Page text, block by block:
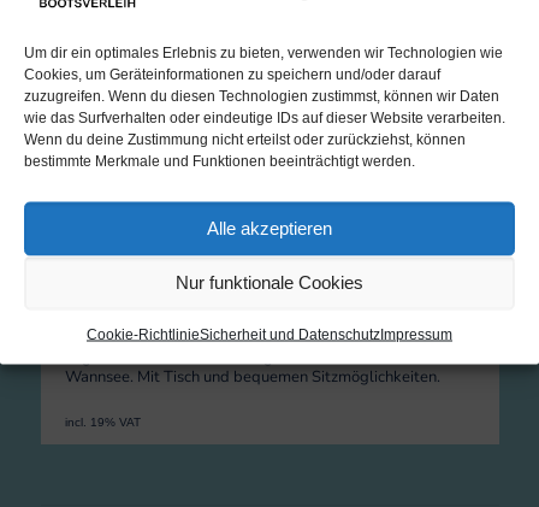
Um dir ein optimales Erlebnis zu bieten, verwenden wir Technologien wie
Cookies, um Geräteinformationen zu speichern und/oder darauf
zuzugreifen. Wenn du diesen Technologien zustimmst, können wir Daten
wie das Surfverhalten oder eindeutige IDs auf dieser Website verarbeiten.
Wenn du deine Zustimmung nicht erteilst oder zurückziehst, können
bestimmte Merkmale und Funktionen beeinträchtigt werden.
Alle akzeptieren
Nur funktionale Cookies
Cookie-RichtlinieSicherheit und DatenschutzImpressum
Floß / Führerscheinfrei / 9,9 PS / max. 8 Pers.
199,00€
Junggesellenabschiede, Firmenevents und
Wannsee. Mit Tisch und bequemen Sitzmöglichkeiten.
incl. 19% VAT